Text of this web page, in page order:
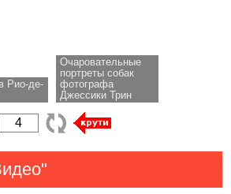
Рио-де-
Очаровательные
портреты собак
фотографа
Джессики Трин